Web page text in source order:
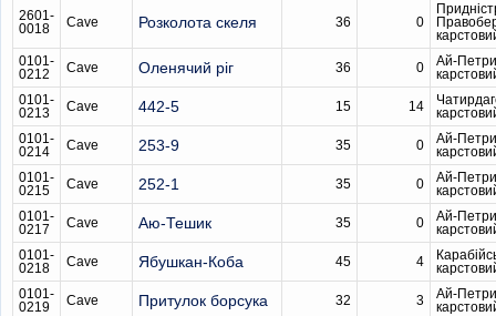
2601-
0018
Cave Розколота скеля 36 0
0101-
0212
Cave Оленячий ріг 36 0
Ай-
0101-
0213
Cave 442-5 15 14
0101-
0214
Cave 253-9 35 0
Ай-
0101-
0215
Cave 252-1 35 0
Ай-
0101-
0217
Cave Аю-Тешик 35 0
Ай-
0101-
0218
Cave Ябушкан-Коба 45 4
0101-
0219
Cave Притулок борсука 32 3
Ай-